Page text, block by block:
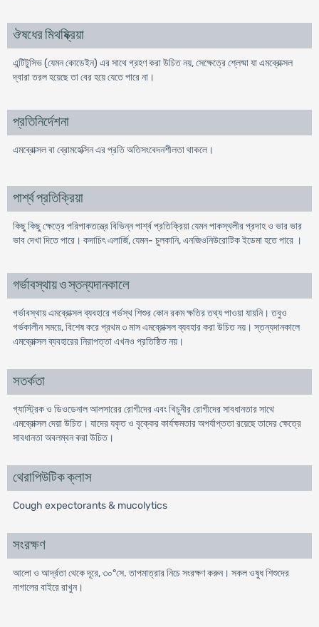
ঔষধের মিথষ্ক্রিয়া
এন্টিটুসিভ (যেমন কোডেইন) এর সাথে গ্রহণ করা উচিত নয়, সেক্ষেত্রে শ্লেষ্মা যা এমব্রোক্সল
দ্বারা তরল হয়েছে তা বের হয়ে যেতে পারে না।
প্রতিনির্দেশনা
এমব্রোক্সল বা ব্রোমহেক্সিন এর প্রতি অতিসংবেদনশীলতা থাকলে।
পার্শ্ব প্রতিক্রিয়া
কিছু কিছু ক্ষেত্রে পরিপাকতন্ত্রে বিভিন্ন পার্শ্ব প্রতিক্রিয়া যেমন পাকস্থলীর প্রদাহ ও ভার ভার
ভাব দেখা দিতে পারে। কদাচিৎ এলার্জি, যেমন- চুলকানি, এনজিওনিউরোটিক ইডেমা হতে পারে ।
গর্ভাবস্থায় ও স্তন্যদানকালে
গর্ভাবস্থায় এমব্রোক্সল ব্যবহারে গর্ভস্থ শিশুর কোন রকম ক্ষতির তথ্য পাওয়া যায়নি। তবুও
গর্ভকালীন সময়ে, বিশেষ করে প্রথম ৩ মাস এমব্রোক্সল ব্যবহার করা উচিত নয়। স্তন্যদানকালে
এমব্রোক্সল ব্যবহারের নিরাপত্তা এখনও প্রতিষ্ঠিত নয়।
সতর্কতা
গ্যাস্ট্রিক ও ডিওডেনাল আলসারের রোগীদের এবং খিচুনীর রোগীদের সাবধানতার সাথে
এমব্রোক্সল দেয়া উচিত। যাদের যকৃত ও বৃক্কের কার্যক্ষমতার অপর্যাপ্ততা রয়েছে তাদের ক্ষেত্রে
সাবধানতা অবলম্বন করা উচিত।
থেরাপিউটিক ক্লাস
Cough expectorants & mucolytics
সংরক্ষণ
আলো ও আর্দ্রতা থেকে দূরে, ৩০°সে. তাপমাত্রার নিচে সংরক্ষণ করুন। সকল ওষুধ শিশুদের
নাগালের বাইরে রাখুন।